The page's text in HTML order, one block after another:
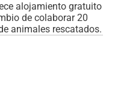
alojamiento gratuito
de colaborar 20
animales rescatados.